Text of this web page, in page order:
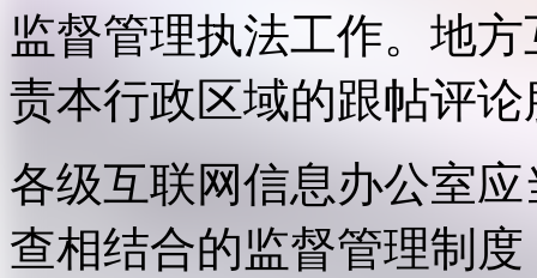
监督管理执法工作。地
责本行政区域的跟帖评
各级互联网信息办公室
查相结合的监督管理制